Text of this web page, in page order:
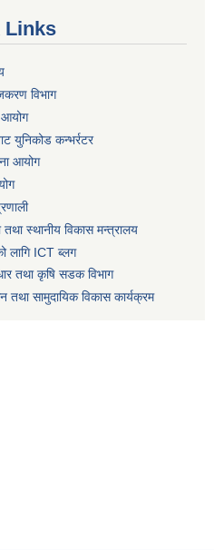
Links
विभाग
युनिकोड कन्भर्रटर
आयोग
तथा स्थानीय विकास मन्त्रालय
लागि ICT ब्लग
तथा कृषि सडक विभाग
तथा सामुदायिक विकास कार्यक्रम